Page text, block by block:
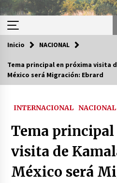
Tendencias
Héctor Díaz-
de Morena en la
SMN alerta por
extremo en gran
Inicio NACIONAL
Tema principal en próxima visita
México será Migración: Ebrard
INTERNACIONAL NACIONAL
Tema
visita de
México será